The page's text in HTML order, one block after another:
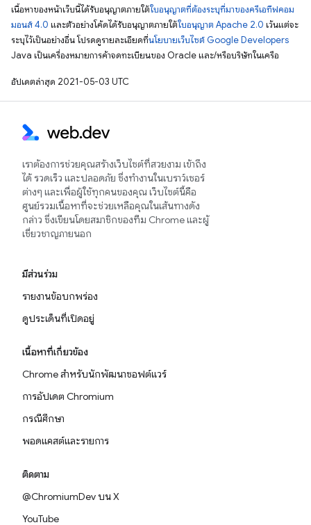
เนื้อหาของหน้าเว็บนี้ได้รับอนุญาตภายใต้ใบอนุญาตที่ต้องระบุที่มาของครีเอทีฟคอม
มอนส์ 4.0 และตัวอย่างโค้ดได้รับอนุญาตภายใต้ใบอนุญาต Apache 2.0 เว้นแต่จะ
ระบุไว้เป็นอย่างอื่น โปรดดูรายละเอียดที่นโยบายเว็บไซต์ Google Developers
Java เป็นเครื่องหมายการค้าจดทะเบียนของ Oracle และ/หรือบริษัทในเครือ
อัปเดตล่าสุด 2021-05-03 UTC
เราต้องการช่วยคุณสร้างเว็บไซต์ที่สวยงาม เข้าถึง
ได้ รวดเร็ว และปลอดภัย ซึ่งทำงานในเบราว์เซอร์
ต่างๆ และเพื่อผู้ใช้ทุกคนของคุณ เว็บไซต์นี้คือ
ศูนย์รวมเนื้อหาที่จะช่วยเหลือคุณในเส้นทางดัง
กล่าว ซึ่งเขียนโดยสมาชิกของทีม Chrome และผู้
เชี่ยวชาญภายนอก
มีส่วนร่วม
รายงานข้อบกพร่อง
ดูประเด็นที่เปิดอยู่
เนื้อหาที่เกี่ยวข้อง
Chrome สำหรับนักพัฒนาซอฟต์แวร์
การอัปเดต Chromium
กรณีศึกษา
พอดแคสต์และรายการ
ติดตาม
@ChromiumDev บน X
YouTube